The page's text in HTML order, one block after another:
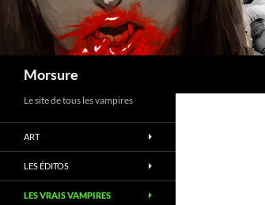
Morsure
Le site de tous les vampires
ART
LES ÉDITOS
LES VRAIS VAMPIRES